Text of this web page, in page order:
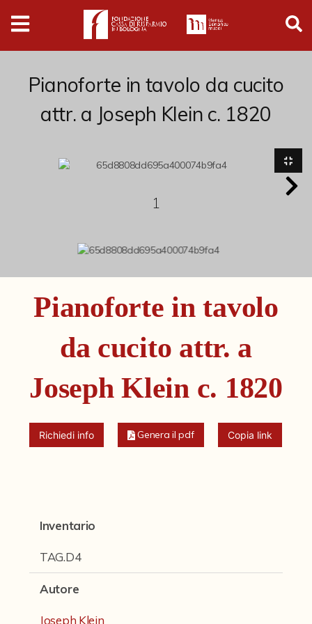
Digital
Humanities
Donazioni
Pubblicazioni
Collezioni
Fondi archivistici e raccolte documentarie
Fondi Fotografici
Manoscritti
Sculture
Collezione Tagliavini
Collezione Tamminga
Miscellanea Strumenti Musicali
Pianoforte in tavolo da cucito
attr. a Joseph Klein c. 1820
1
Pianoforte in tavolo
da cucito attr. a
Joseph Klein c. 1820
Richiedi info Genera il pdf Copia link
Inventario
TAG.D4
Autore
Joseph Klein